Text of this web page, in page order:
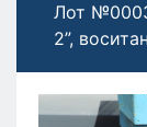
Лот
2”,